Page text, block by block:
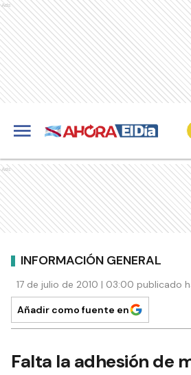
Ads
Ads
INFORMACIÓN GENERAL
17 de julio de 2010 | 03:00 publicado
Añadir como fuente en
Falta la adhesión de